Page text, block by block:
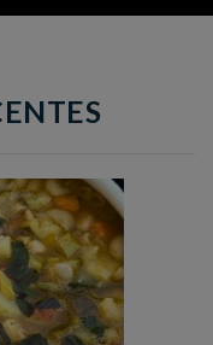
35 min